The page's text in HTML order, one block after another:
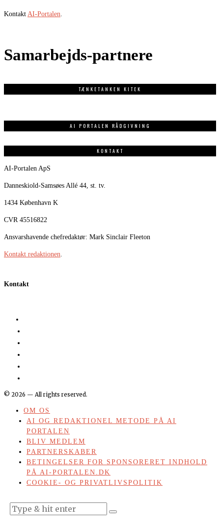
Kontakt AI-Portalen.
Samarbejds-partnere
TÆNKETANKEN KITEK
AI PORTALEN RÅDGIVNING
KONTAKT
AI-Portalen ApS
Danneskiold-Samsøes Allé 44, st. tv.
1434 København K
CVR 45516822
Ansvarshavende chefredaktør: Mark Sinclair Fleeton
Kontakt redaktionen.
Kontakt
© 2026 — All rights reserved.
OM OS
AI OG REDAKTIONEL METODE PÅ AI
PORTALEN
BLIV MEDLEM
PARTNERSKABER
BETINGELSER FOR SPONSORERET INDHOLD
PÅ AI-PORTALEN.DK
COOKIE- OG PRIVATLIVSPOLITIK